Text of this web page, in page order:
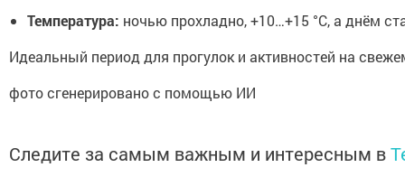
Температура: ночью прохладно, +10…+15 °C, а днём
Идеальный период для прогулок и активностей на
фото сгенерировано с помощью ИИ
Следите за самым важным и интересным в